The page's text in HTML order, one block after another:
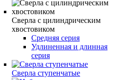
Сверла с цилиндрическим
хвостовиком
Средняя серия
Удлиненная и длинная
серия
Сверла ступенчатые